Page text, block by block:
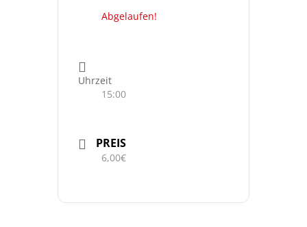
Abgelaufen!
Uhrzeit
15:00
PREIS
6,00€